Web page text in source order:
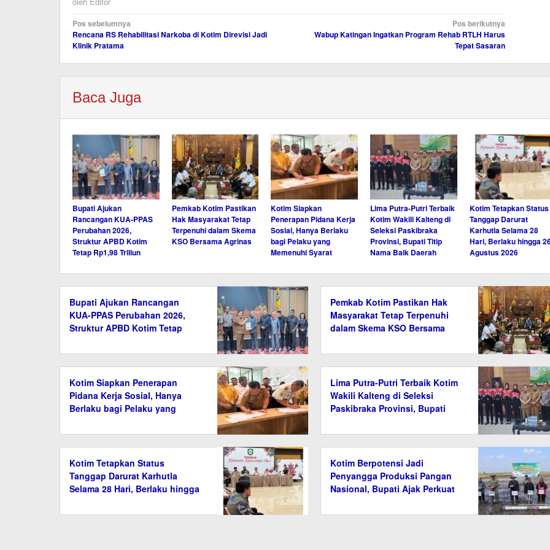
Navigasi
pos
Pos sebelumnya
Rencana RS Rehabilitasi Narkoba di Kotim Direvisi Jadi
Klinik Pratama
Pos berikutnya
Wabup Katingan Ingatkan Program Rehab RTLH Harus
Tepat Sasaran
Baca Juga
Bupati Ajukan
Rancangan KUA-PPAS
Perubahan 2026,
Struktur APBD Kotim
Tetap Rp1,98 Triliun
Pemkab Kotim Pastikan
Hak Masyarakat Tetap
Terpenuhi dalam Skema
KSO Bersama Agrinas
Kotim Siapkan
Penerapan Pidana Kerja
Sosial, Hanya Berlaku
bagi Pelaku yang
Memenuhi Syarat
Lima Putra-Putri Terbaik
Kotim Wakili Kalteng di
Seleksi Paskibraka
Provinsi, Bupati Titip
Nama Baik Daerah
Kotim Tetapkan Status
Tanggap Darurat
Karhutla Selama 28
Hari, Berlaku hingga
Agustus 2026
Bupati Ajukan Rancangan
KUA-PPAS Perubahan 2026,
Struktur APBD Kotim Tetap
Pemkab Kotim Pastikan Hak
Masyarakat Tetap Terpenuhi
dalam Skema KSO Bersama
Kotim Siapkan Penerapan
Pidana Kerja Sosial, Hanya
Berlaku bagi Pelaku yang
Lima Putra-Putri Terbaik Kotim
Wakili Kalteng di Seleksi
Paskibraka Provinsi, Bupati
Kotim Tetapkan Status
Tanggap Darurat Karhutla
Selama 28 Hari, Berlaku hingga
Kotim Berpotensi Jadi
Penyangga Produksi Pangan
Nasional, Bupati Ajak Perkuat